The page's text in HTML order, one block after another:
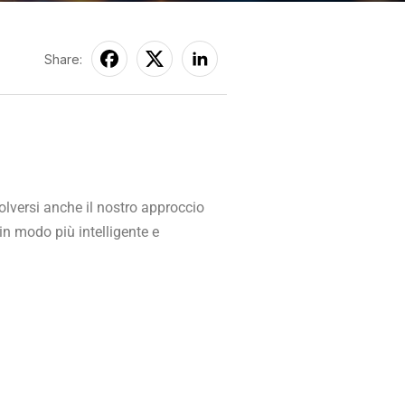
Share:
anche il nostro approccio
modo più intelligente e